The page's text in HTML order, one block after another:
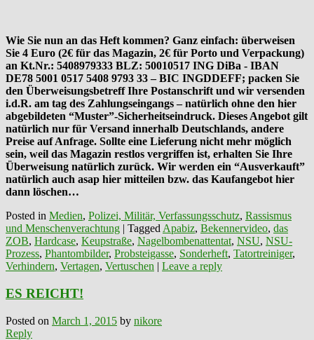
Wie Sie nun an das Heft kommen? Ganz einfach: überweisen
Sie 4 Euro (2€ für das Magazin, 2€ für Porto und Verpackung)
an Kt.Nr.: 5408979333 BLZ: 50010517 ING DiBa - IBAN
DE78 5001 0517 5408 9793 33 – BIC INGDDEFF; packen Sie
den Überweisungsbetreff Ihre Postanschrift und wir versenden
i.d.R. am tag des Zahlungseingangs – natürlich ohne den hier
abgebildeten “Muster”-Sicherheitseindruck. Dieses Angebot gilt
natürlich nur für Versand innerhalb Deutschlands, andere
Preise auf Anfrage. Sollte eine Lieferung nicht mehr möglich
sein, weil das Magazin restlos vergriffen ist, erhalten Sie Ihre
Überweisung natürlich zurück. Wir werden ein “Ausverkauft”
natürlich auch asap hier mitteilen bzw. das Kaufangebot hier
dann löschen…
Posted in Medien, Polizei, Militär, Verfassungsschutz, Rassismus
und Menschenverachtung | Tagged Apabiz, Bekennervideo, das
ZOB, Hardcase, Keupstraße, Nagelbombenattentat, NSU, NSU-
Prozess, Phantombilder, Probsteigasse, Sonderheft, Tatortreiniger,
Verhindern, Vertagen, Vertuschen | Leave a reply
ES REICHT!
Posted on March 1, 2015 by nikore
Reply